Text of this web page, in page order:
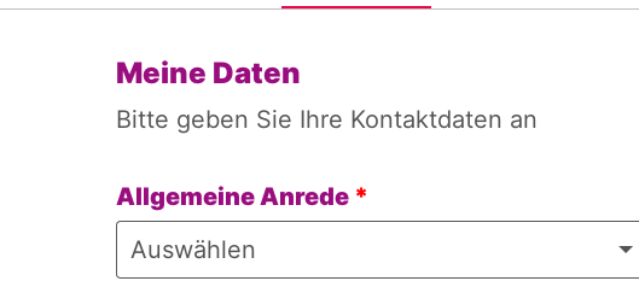
Meine Daten
Bitte geben Sie Ihre Kontaktdaten an
Allgemeine Anrede *
Auswählen